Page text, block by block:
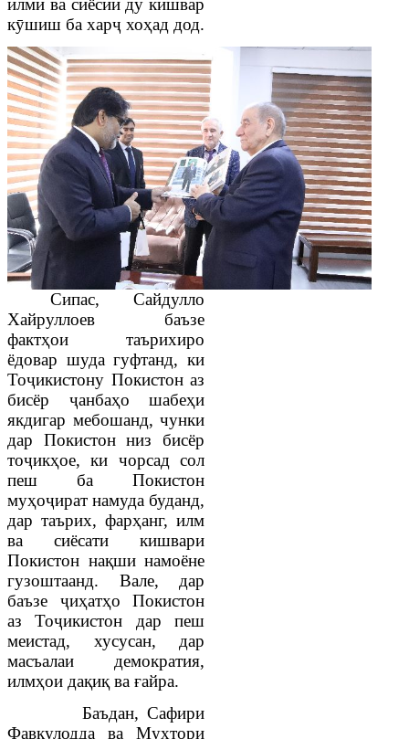
илмӣ ва сиёсии ду кишвар
кӯшиш ба харҷ хоҳад дод.
Сипас, Сайдулло
Хайруллоев баъзе
фактҳои таърихиро
ёдовар шуда гуфтанд, ки
Тоҷикистону Покистон аз
бисёр ҷанбаҳо шабеҳи
якдигар мебошанд, чунки
дар Покистон низ бисёр
тоҷикҳое, ки чорсад сол
пеш ба Покистон
муҳоҷират намуда буданд,
дар таърих, фарҳанг, илм
ва сиёсати кишвари
Покистон нақши намоёне
гузоштаанд. Вале, дар
баъзе ҷиҳатҳо Покистон
аз Тоҷикистон дар пеш
меистад, хусусан, дар
масъалаи демократия,
илмҳои дақиқ ва ғайра.
Баъдан, Сафири
Фавқулодда ва Мухтори